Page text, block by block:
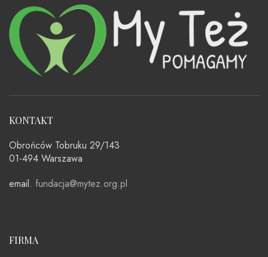
KONTAKT
Obrońców Tobruku 29/143
01-494 Warszawa
email. fundacja@mytez.org.pl
FIRMA